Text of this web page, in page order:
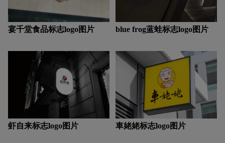
宴千堂食品标志logo图片 blue frog蓝蛙标志logo图片
虾自来标志logo图片 車姥姥标志logo图片